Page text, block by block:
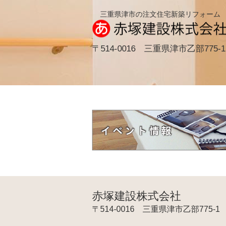
三重県津市の注文住宅新築リフォーム
〒514-0016 三重県津市乙部775-1
赤塚建設株式会社
〒514-0016 三重県津市乙部775-1